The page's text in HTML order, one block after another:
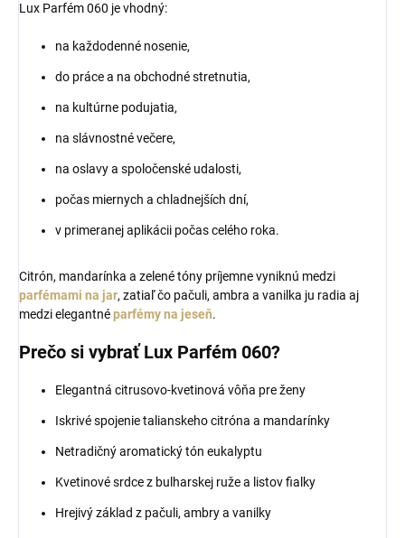
Lux Parfém 060 je vhodný:
na každodenné nosenie,
do práce a na obchodné stretnutia,
na kultúrne podujatia,
na slávnostné večere,
na oslavy a spoločenské udalosti,
počas miernych a chladnejších dní,
v primeranej aplikácii počas celého roka.
Citrón, mandarínka a zelené tóny príjemne vyniknú medzi
parfémami na jar, zatiaľ čo pačuli, ambra a vanilka ju radia aj
medzi elegantnéparfémy na jeseň.
Prečo si vybrať Lux Parfém 060?
Elegantná citrusovo-kvetinová vôňa pre ženy
Iskrivé spojenie talianskeho citróna a mandarínky
Netradičný aromatický tón eukalyptu
Kvetinové srdce z bulharskej ruže a listov fialky
Hrejivý základ z pačuli, ambry a vanilky